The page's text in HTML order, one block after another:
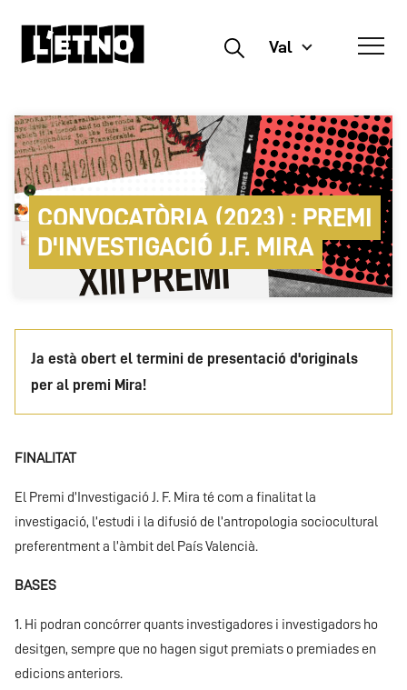
Buscar Val
CONVOCATÒRIA (2023) : PREMI
D'INVESTIGACIÓ J.F. MIRA
Ja està obert el termini de presentació d'originals
per al premi Mira!
FINALITAT
El Premi d’Investigació J. F. Mira té com a finalitat la
investigació, l’estudi i la difusió de l’antropologia sociocultural
preferentment a l’àmbit del País Valencià.
BASES
1. Hi podran concórrer quants investigadores i investigadors ho
desitgen, sempre que no hagen sigut premiats o premiades en
edicions anteriors.